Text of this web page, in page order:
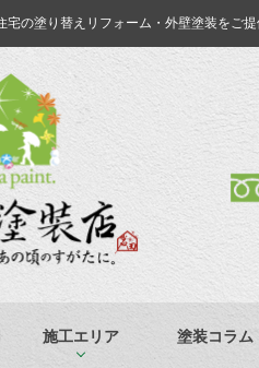
宅の塗り替えリフォーム・外壁塗装をご
施工エリア 塗装コラム